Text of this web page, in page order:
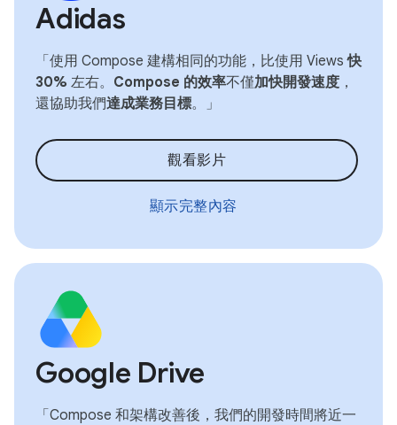
Adidas
「使用 Compose 建構相同的功能，比使用 Views快
30% 左右。 Compose 的效率不僅加快開發速度 ，
還協助我們達成業務目標。」
觀看影片
顯示完整內容
Google Drive
「Compose 和架構改善後，我們的開發時間將近一